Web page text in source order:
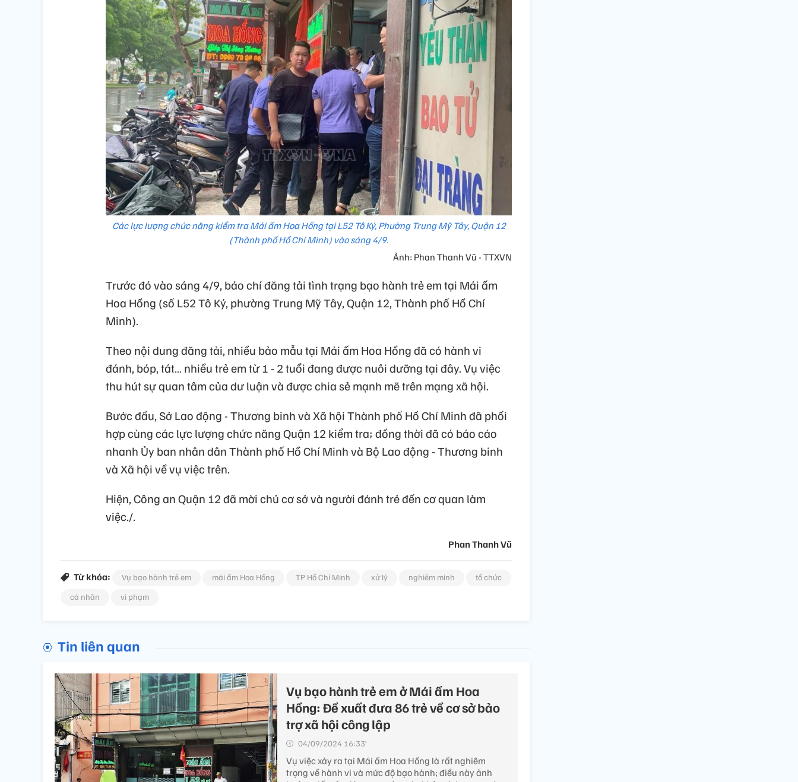
Các lực lượng chức năng kiểm tra Mái ấm Hoa Hồng tại L52 Tô Ký, Phường Trung Mỹ Tây, Quận 12
(Thành phố Hồ Chí Minh) vào sáng 4/9.
Ảnh: Phan Thanh Vũ - TTXVN
Trước đó vào sáng 4/9, báo chí đăng tải tình trạng bạo hành trẻ em tại Mái ấm
Hoa Hồng (số L52 Tô Ký, phường Trung Mỹ Tây, Quận 12, Thành phố Hồ Chí
Minh).
Theo nội dung đăng tải, nhiều bảo mẫu tại Mái ấm Hoa Hồng đã có hành vi
đánh, bóp, tát… nhiều trẻ em từ 1 - 2 tuổi đang được nuôi dưỡng tại đây. Vụ việc
thu hút sự quan tâm của dư luận và được chia sẻ mạnh mẽ trên mạng xã hội.
Bước đầu, Sở Lao động - Thương binh và Xã hội Thành phố Hồ Chí Minh đã phối
hợp cùng các lực lượng chức năng Quận 12 kiểm tra; đồng thời đã có báo cáo
nhanh Ủy ban nhân dân Thành phố Hồ Chí Minh và Bộ Lao động - Thương binh
và Xã hội về vụ việc trên.
Hiện, Công an Quận 12 đã mời chủ cơ sở và người đánh trẻ đến cơ quan làm
việc./.
Phan Thanh Vũ
Từ khóa: Vụ bạo hành trẻ em mái ấm Hoa Hồng TP Hồ Chí Minh xử lý nghiêm minh
tổ chức
cá nhân
vi phạm
Tin liên quan
Vụ bạo hành trẻ em ở Mái ấm Hoa
Hồng: Đề xuất đưa 86 trẻ về cơ sở bảo
trợ xã hội công lập
04/09/2024 16:33’
Vụ việc xảy ra tại Mái ấm Hoa Hồng là rất nghiêm
trọng về hành vi và mức độ bạo hành; điều này ảnh